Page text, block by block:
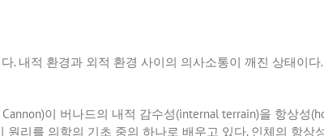
. 내적 환경과 외적 환경 사이의 의사소통이 깨진 상태이다.
이 버나드의 내적 감수성(internal terrain)을 항상성
원리를 의학의 기초 중의 하나로 배우고 있다. 인체의 항상